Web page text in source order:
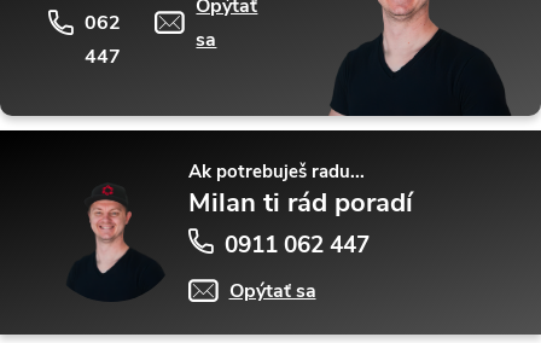
062
447
Opýtať
sa
Ak potrebuješ radu...
Milan ti rád poradí
0911 062 447
Opýtať sa